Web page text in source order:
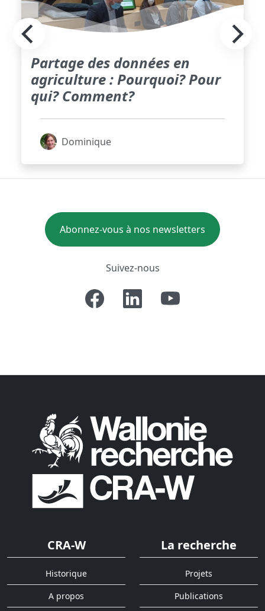
Partage des données en
agriculture : Pourquoi? Pour
qui? Comment?
Dominique
Abonnez-vous à nos newsletters
Suivez-nous
CRA-W
Historique
A propos
La recherche
Projets
Publications